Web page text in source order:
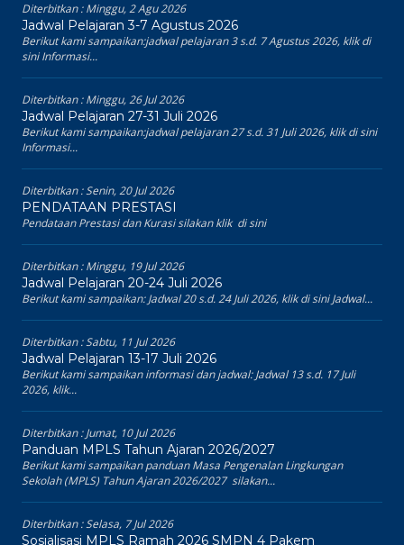
Diterbitkan :Minggu, 2 Agu 2026
Jadwal Pelajaran 3-7 Agustus 2026
Berikut kami sampaikan:jadwal pelajaran 3 s.d. 7 Agustus 2026, klik di
sini Informasi...
Diterbitkan :Minggu, 26 Jul 2026
Jadwal Pelajaran 27-31 Juli 2026
Berikut kami sampaikan:jadwal pelajaran 27 s.d. 31 Juli 2026, klik di sini
Informasi...
Diterbitkan :Senin, 20 Jul 2026
PENDATAAN PRESTASI
Pendataan Prestasi dan Kurasi silakan klik di sini
Diterbitkan :Minggu, 19 Jul 2026
Jadwal Pelajaran 20-24 Juli 2026
Berikut kami sampaikan: Jadwal 20 s.d. 24 Juli 2026, klik di sini Jadwal...
Diterbitkan :Sabtu, 11 Jul 2026
Jadwal Pelajaran 13-17 Juli 2026
Berikut kami sampaikan informasi dan jadwal: Jadwal 13 s.d. 17 Juli
2026, klik...
Diterbitkan :Jumat, 10 Jul 2026
Panduan MPLS Tahun Ajaran 2026/2027
Berikut kami sampaikan panduan Masa Pengenalan Lingkungan
Sekolah (MPLS) Tahun Ajaran 2026/2027 silakan...
Diterbitkan :Selasa, 7 Jul 2026
Sosialisasi MPLS Ramah 2026 SMPN 4 Pakem